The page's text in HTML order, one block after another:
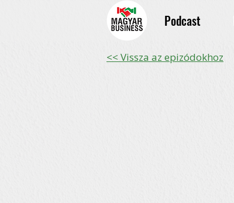
Podcast
<< Vissza az epizódokhoz